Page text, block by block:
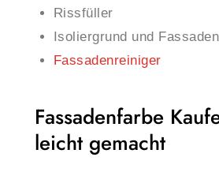
Rissfüller
Isoliergrund und
Fassadenreiniger
Fassadenfarbe
leicht gemacht